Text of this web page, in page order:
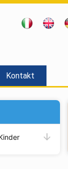
Kontakt